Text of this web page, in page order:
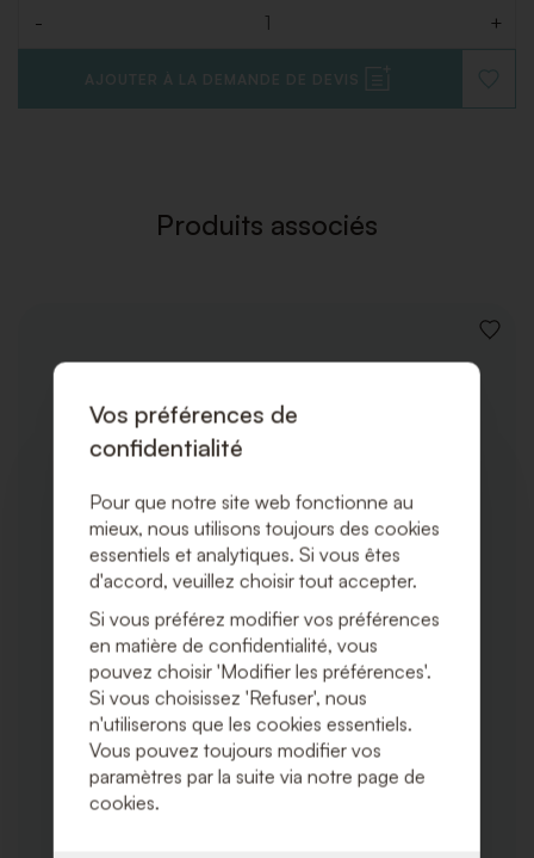
- +
AJOUTER À LA DEMANDE DE DEVIS
À
Produits associés
LA
Vos préférences de
confidentialité
Pour que notre site web fonctionne au
mieux, nous utilisons toujours des cookies
essentiels et analytiques. Si vous êtes
d'accord, veuillez choisir tout accepter.
Si vous préférez modifier vos préférences
en matière de confidentialité, vous
pouvez choisir 'Modifier les préférences'.
Si vous choisissez 'Refuser', nous
n'utiliserons que les cookies essentiels.
Vous pouvez toujours modifier vos
paramètres par la suite via notre page de
cookies.